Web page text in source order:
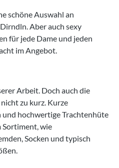
schöne Auswahl an
Aber auch sexy
für jede Dame und jeden
im Angebot.
Arbeit. Doch auch die
zu kurz. Kurze
und hochwertige Trachtenhüte
Sortiment, wie
Socken und typisch